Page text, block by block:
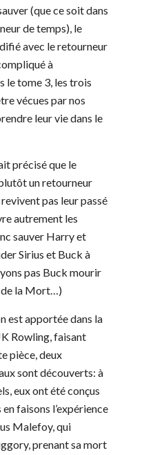
(que ce soit dans
de temps), le
avec le retourneur
à
le tome 3, les trois
vécues par nos
leur vie dans le
précisé que le
un retourneur
pas leur passé
autrement les
sauver Harry et
Sirius et Buck à
pas Buck mourir
de la Mort…)
est apportée dans la
Rowling, faisant
pièce, deux
sont découverts: à
eux ont été conçus
faisons l’expérience
Malefoy, qui
prenant sa mort